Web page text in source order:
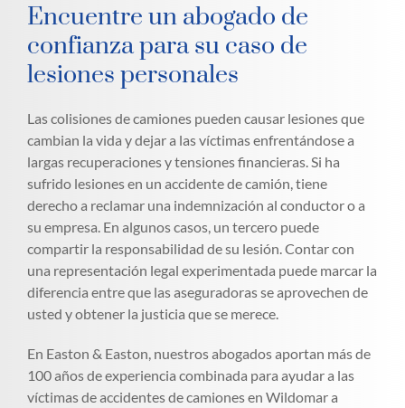
Encuentre un abogado de
confianza para su caso de
lesiones personales
Las colisiones de camiones pueden causar lesiones que
cambian la vida y dejar a las víctimas enfrentándose a
largas recuperaciones y tensiones financieras. Si ha
sufrido lesiones en un accidente de camión, tiene
derecho a reclamar una indemnización al conductor o a
su empresa. En algunos casos, un tercero puede
compartir la responsabilidad de su lesión. Contar con
una representación legal experimentada puede marcar la
diferencia entre que las aseguradoras se aprovechen de
usted y obtener la justicia que se merece.
En Easton & Easton, nuestros abogados aportan más de
100 años de experiencia combinada para ayudar a las
víctimas de accidentes de camiones en Wildomar a